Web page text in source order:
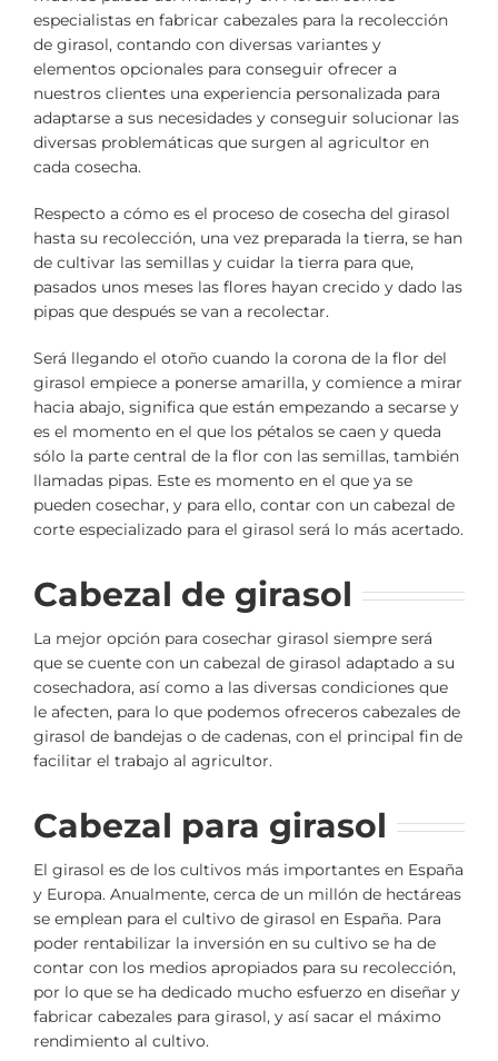
especialistas en fabricar cabezales para la recolección
de girasol, contando con diversas variantes y
elementos opcionales para conseguir ofrecer a
nuestros clientes una experiencia personalizada para
adaptarse a sus necesidades y conseguir solucionar las
diversas problemáticas que surgen al agricultor en
cada cosecha.
Respecto a cómo es el proceso de cosecha del girasol
hasta su recolección, una vez preparada la tierra, se han
de cultivar las semillas y cuidar la tierra para que,
pasados unos meses las flores hayan crecido y dado las
pipas que después se van a recolectar.
Será llegando el otoño cuando la corona de la flor del
girasol empiece a ponerse amarilla, y comience a mirar
hacia abajo, significa que están empezando a secarse y
es el momento en el que los pétalos se caen y queda
sólo la parte central de la flor con las semillas, también
llamadas pipas. Este es momento en el que ya se
pueden cosechar, y para ello, contar con un cabezal de
corte especializado para el girasol será lo más acertado.
Cabezal de girasol
La mejor opción para cosechar girasol siempre será
que se cuente con un cabezal de girasol adaptado a su
cosechadora, así como a las diversas condiciones que
le afecten, para lo que podemos ofreceros cabezales de
girasol de bandejas o de cadenas, con el principal fin de
facilitar el trabajo al agricultor.
Cabezal para girasol
El girasol es de los cultivos más importantes en España
y Europa. Anualmente, cerca de un millón de hectáreas
se emplean para el cultivo de girasol en España. Para
poder rentabilizar la inversión en su cultivo se ha de
contar con los medios apropiados para su recolección,
por lo que se ha dedicado mucho esfuerzo en diseñar y
fabricar cabezales para girasol, y así sacar el máximo
rendimiento al cultivo.